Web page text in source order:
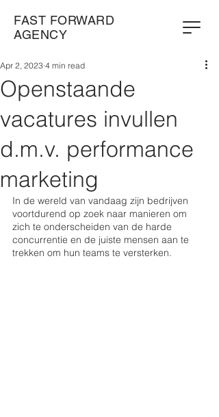
FAST FORWARD
AGENCY
Openstaande
vacatures invullen
d.m.v. performance
marketing
Apr 2, 2023 4 min read
In de wereld van vandaag zijn bedrijven
voortdurend op zoek naar manieren om
zich te onderscheiden van de harde
concurrentie en de juiste mensen aan te
trekken om hun teams te versterken.